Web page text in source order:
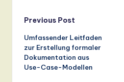
Post
navigation
Previous Post
Umfassender Leitfaden
zur Erstellung formaler
Dokumentation aus
Use-Case-Modellen